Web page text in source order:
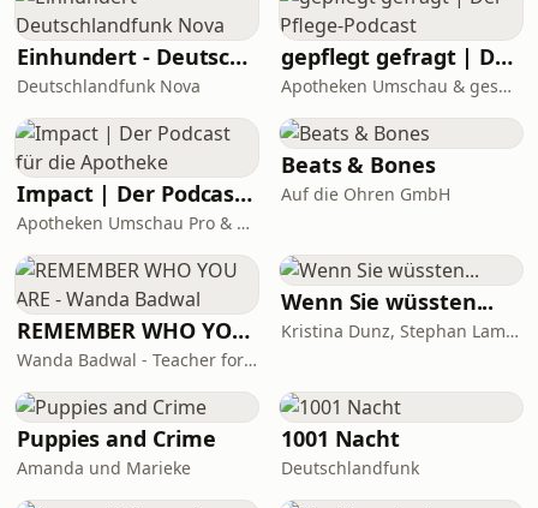
Einhundert - Deutschlandfunk Nova
Deutschlandfunk Nova
gepflegt gefragt | Der Pflege-Podcast
Apotheken Umschau & gesundheit-hören
Impact | Der Podcast für die Apotheke
Apotheken Umschau Pro & gesundheit-hören
Beats & Bones
Auf die Ohren GmbH
REMEMBER WHO YOU ARE - Wanda Badwal
Wanda Badwal - Teacher for Yoga & Meditation, Author, Speaker
Wenn Sie wüssten...
Kristina Dunz, Stephan Lamby und Eva Quadbeck
Puppies and Crime
Amanda und Marieke
1001 Nacht
Deutschlandfunk